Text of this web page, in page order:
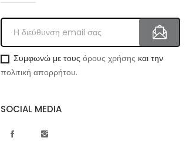
Συμφωνώ με τους όρους χρήσηςκαι την
πολιτική απορρήτου.
SOCIAL MEDIA